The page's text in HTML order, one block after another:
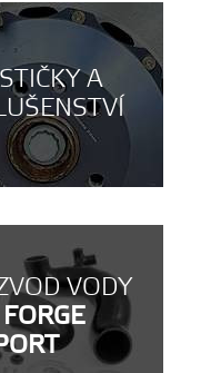
A
VODY
FORGE